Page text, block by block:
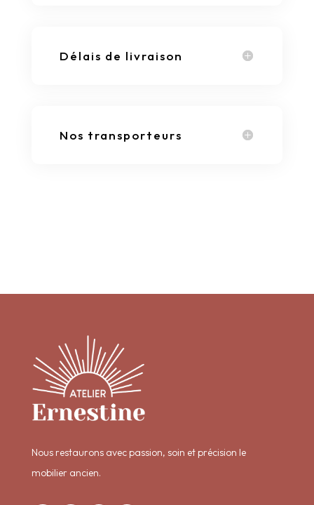
Délais de livraison
Nos transporteurs
Nous restaurons avec passion, soin et précision le
mobilier ancien.